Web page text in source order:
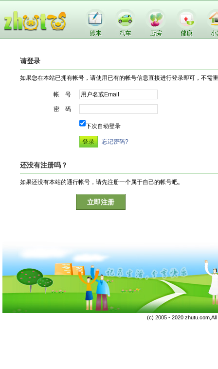
请登录
如果您在本站已拥有帐号，请使用已有的帐号信息直接进行登录即可，不需
帐 号
密 码
下次自动登录
忘记密码?
还没有注册吗？
如果还没有本站的通行帐号，请先注册一个属于自己的帐号吧。
立即注册
(c) 2005 - 2020